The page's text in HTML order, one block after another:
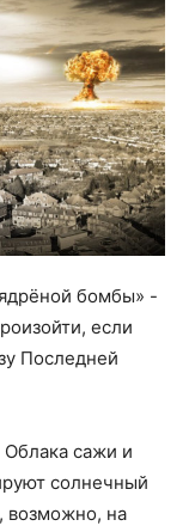
бомбы» -
если
Последней
сажи и
солнечный
возможно, на